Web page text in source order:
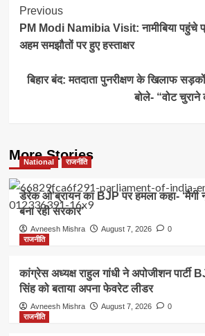
Post
Navigation
Previous
PM Modi Namibia Visit: नामीबिया पहुंचे
अहम समझौतों पर हुए हस्ताक्षर
बिहार बंद: मतदाता पुनरीक्षण के खिलाफ सड़कों
बोले- “वोट
More Stories
National राजनीति
डेरेक ओ’ब्रायन का BJP पर हमला कहा-
बना रही सरकार’
Avneesh Mishra August 7, 2026
0
राजनीति
कांग्रेस अध्यक्ष राहुल गांधी ने अपोजीशन पार्टी
सिंह को बताया अपना फेवरेट लीडर
Avneesh Mishra August 7, 2026
0
राजनीति